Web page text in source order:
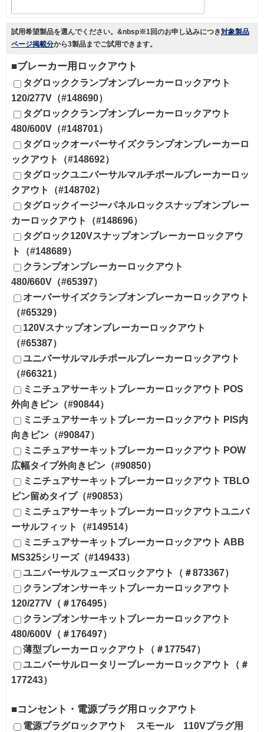
試用希望製品を選んでください。&nbsp※1回のお申し込みにつき対象製品
ページ掲載分から3製品までご試用できます。
■ブレーカー用ロックアウト
タグロッククランプオンブレーカーロックアウト
120/277V（#148690）
タグロッククランプオンブレーカーロックアウト
480/600V（#148701）
タグロックオーバーサイズクランプオンブレーカーロ
ックアウト（#148692）
タグロックユニバーサルマルチポールブレーカーロッ
クアウト（#148702）
タグロックイージーパネルロックスナップオンブレー
カーロックアウト（#148696）
タグロック120Vスナップオンブレーカーロックアウ
ト（#148689）
クランプオンブレーカーロックアウト
480/660V（#65397）
オーバーサイズクランプオンブレーカーロックアウト
（#65329）
120Vスナップオンブレーカーロックアウト
（#65387）
ユニバーサルマルチポールブレーカーロックアウト
（#66321）
ミニチュアサーキットブレーカーロックアウト POS
外向きピン（#90844）
ミニチュアサーキットブレーカーロックアウト PIS内
向きピン（#90847）
ミニチュアサーキットブレーカーロックアウト POW
広幅タイプ外向きピン（#90850）
ミニチュアサーキットブレーカーロックアウト TBLO
ピン留めタイプ（#90853）
ミニチュアサーキットブレーカーロックアウトユニバ
ーサルフィット（#149514）
ミニチュアサーキットブレーカーロックアウト ABB
MS325シリーズ（#149433）
ユニバーサルフューズロックアウト（＃873367）
クランプオンサーキットブレーカーロックアウト
120/277V（＃176495）
クランプオンサーキットブレーカーロックアウト
480/600V（＃176497）
薄型ブレーカーロックアウト（＃177547）
ユニバーサルロータリーブレーカーロックアウト（＃
177243）
■コンセント・電源プラグ用ロックアウト
電源プラグロックアウト スモール 110Vプラグ用